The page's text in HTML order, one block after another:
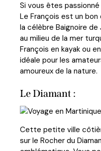
Si vous êtes
Le François est un
la célèbre Baignoire de
au milieu de la mer
François en kayak ou
idéale pour les
amoureux de la nature.
Le Diamant :
Cette petite ville
sur le Rocher du